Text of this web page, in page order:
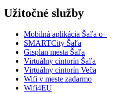
Užitočné služby
Mobilná aplikácia Šaľa o+
SMARTCity Šaľa
Gisplan mesta Šaľa
Virtuálny cintorín Šaľa
Virtuálny cintorín Veča
Wifi v meste zadarmo
Wifi4EU